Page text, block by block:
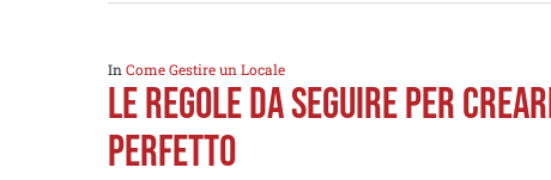
In Come Gestire un Locale
Le regole da seguire per
perfetto